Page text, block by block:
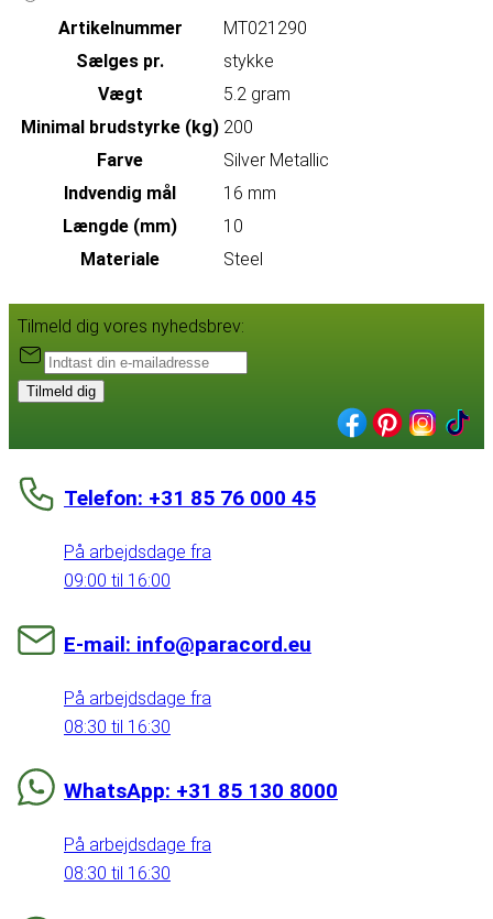
Artikelnummer
MT021290
Sælges pr.
stykke
Vægt
5.2 gram
Minimal brudstyrke (kg) 200
Farve
Silver Metallic
Indvendig mål
16 mm
Længde (mm)
10
Materiale
Steel
Tilmeld dig vores nyhedsbrev:
Tilmeld dig
Telefon: +31 85 76 000 45
På arbejdsdage fra
09:00 til 16:00
E-mail: info@paracord.eu
På arbejdsdage fra
08:30 til 16:30
WhatsApp: +31 85 130 8000
På arbejdsdage fra
08:30 til 16:30